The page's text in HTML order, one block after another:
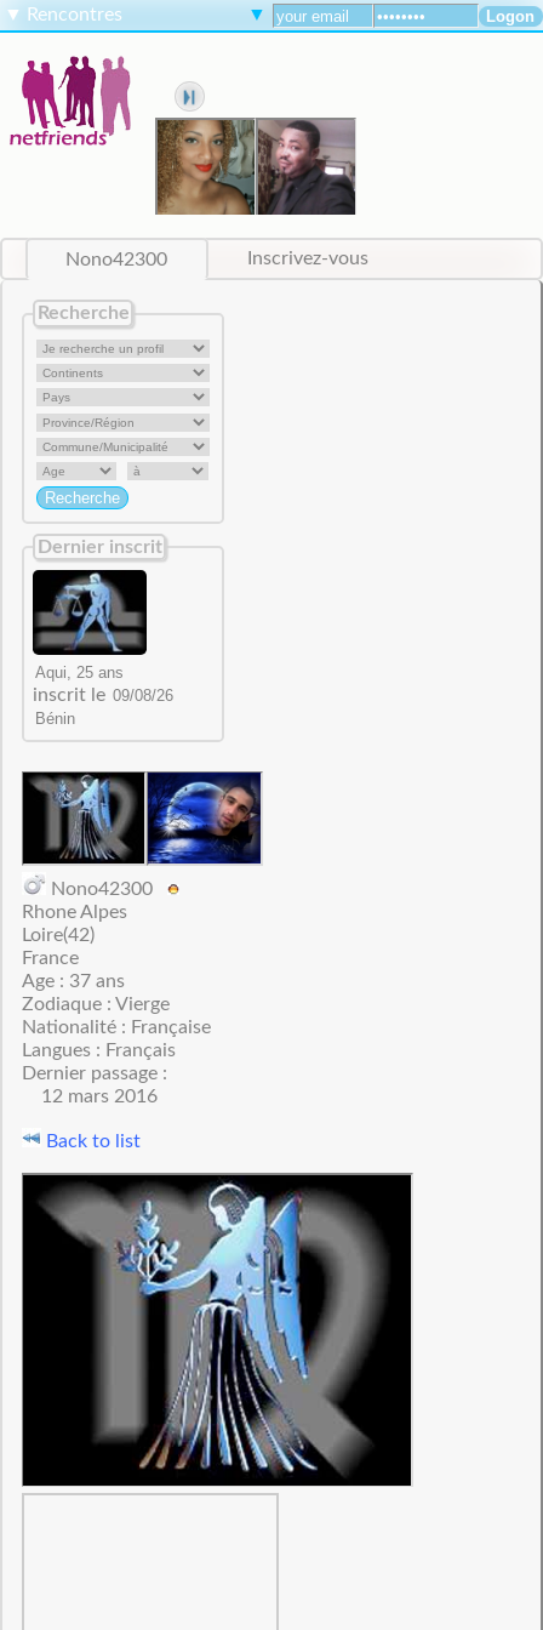
▼ Rencontres ▼
Nono42300 Inscrivez-vous
Recherche
Dernier inscrit
inscrit le
Nono42300
Rhone Alpes
Loire(42)
France
Age : 37 ans
Zodiaque : Vierge
Nationalité : Française
Langues : Français
Dernier passage :
12 mars 2016
Back to list